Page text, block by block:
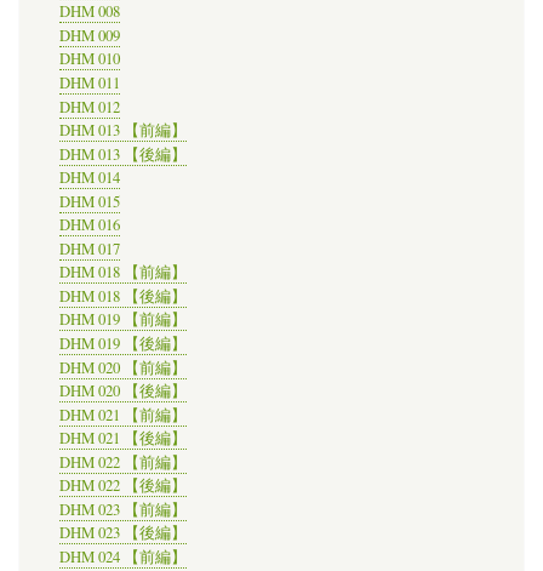
み
京
都
デ
ジ
タ
ル
ア
ー
カ
イ
ブ
の
ハ
ブ
を
目
指
DHM 008
DHM 009
DHM 010
DHM 011
DHM 012
DHM 013 【前編】
DHM 013 【後編】
DHM 014
DHM 015
DHM 016
DHM 017
DHM 018 【前編】
DHM 018 【後編】
DHM 019 【前編】
DHM 019 【後編】
DHM 020 【前編】
DHM 020 【後編】
DHM 021 【前編】
DHM 021 【後編】
DHM 022 【前編】
DHM 022 【後編】
DHM 023 【前編】
DHM 023 【後編】
DHM 024 【前編】